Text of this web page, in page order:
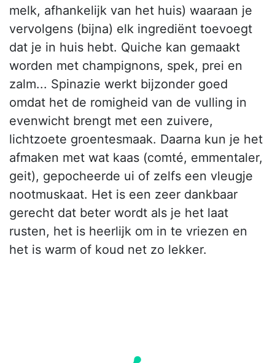
melk, afhankelijk van het huis) waaraan je
vervolgens (bijna) elk ingrediënt toevoegt
dat je in huis hebt. Quiche kan gemaakt
worden met champignons, spek, prei en
zalm... Spinazie werkt bijzonder goed
omdat het de romigheid van de vulling in
evenwicht brengt met een zuivere,
lichtzoete groentesmaak. Daarna kun je het
afmaken met wat kaas (comté, emmentaler,
geit), gepocheerde ui of zelfs een vleugje
nootmuskaat. Het is een zeer dankbaar
gerecht dat beter wordt als je het laat
rusten, het is heerlijk om in te vriezen en
het is warm of koud net zo lekker.